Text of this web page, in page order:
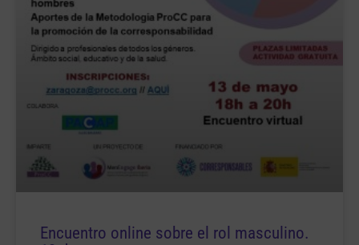
Encuentro online sobre el rol masculino.